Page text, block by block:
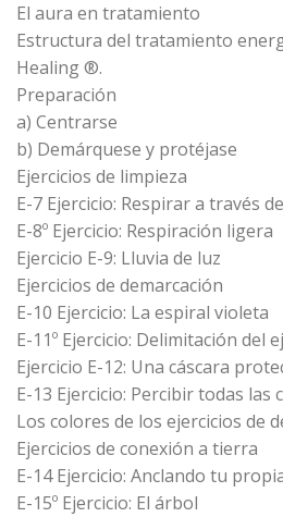
El aura en tratamiento
Estructura del tratamiento
Healing ®.
Preparación
a) Centrarse
b) Demárquese y protéjase
Ejercicios de limpieza
E-7 Ejercicio: Respirar a través
E-8º Ejercicio: Respiración ligera
Ejercicio E-9: Lluvia de luz
Ejercicios de demarcación
E-10 Ejercicio: La espiral violeta
E-11º Ejercicio: Delimitación del
Ejercicio E-12: Una cáscara
E-13 Ejercicio: Percibir todas las
Los colores de los ejercicios de
Ejercicios de conexión a tierra
E-14 Ejercicio: Anclando tu
E-15º Ejercicio: El árbol